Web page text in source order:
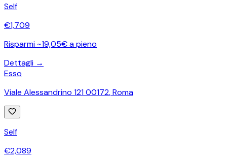
Self
€1,709
Risparmi ~19,05€ a pieno
Dettagli →
Esso
Viale Alessandrino 121 00172,Roma
Self
€2,089